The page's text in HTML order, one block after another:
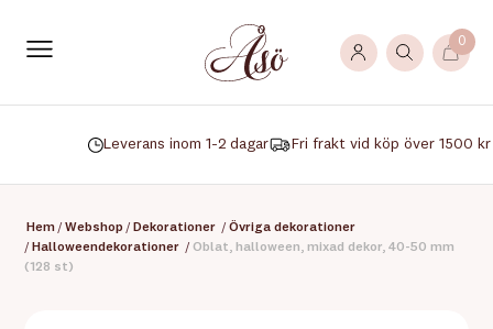
0
Leverans inom 1-2 dagar Fri frakt vid köp över 1500 kr
Hem / Webshop / Dekorationer / Övriga dekorationer
/ Halloweendekorationer / Oblat, halloween, mixad dekor, 40-50 mm
(128 st)